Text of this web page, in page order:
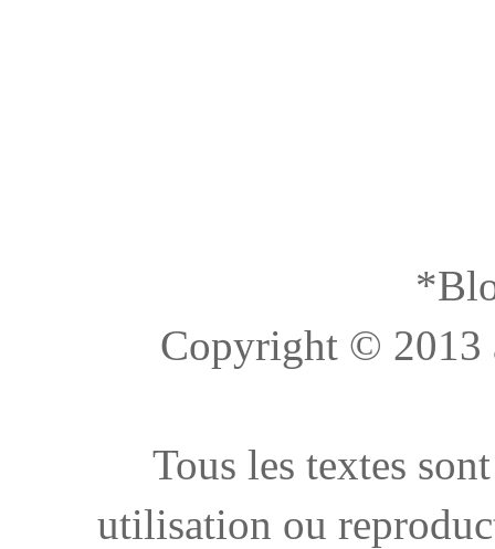
Copyright © 2013
Tous les textes
utilisation ou